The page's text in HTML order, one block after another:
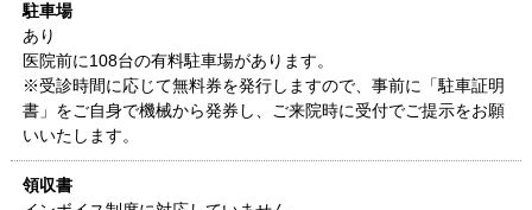
駐車場
あり
医院前に108台の有料駐車場があります。
※受診時間に応じて無料券を発行しますので、事前に「駐車証明
書」をご自身で機械から発券し、ご来院時に受付でご提示をお願
いいたします。
領収書